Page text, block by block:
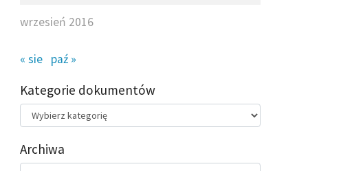
wrzesień 2016
« sie paź »
Kategorie dokumentów
Kategorie
dokumentów
Archiwa